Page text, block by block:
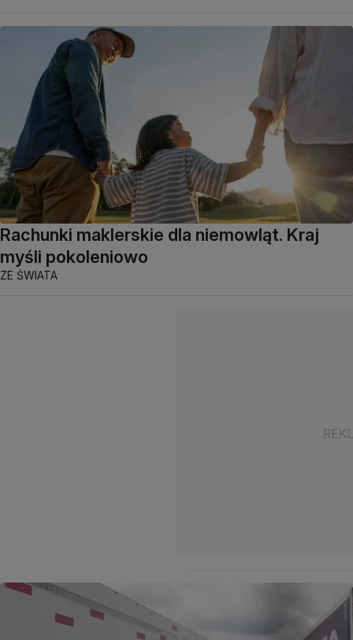
Rachunki maklerskie dla niemowląt. Kraj
myśli pokoleniowo
ZE ŚWIATA